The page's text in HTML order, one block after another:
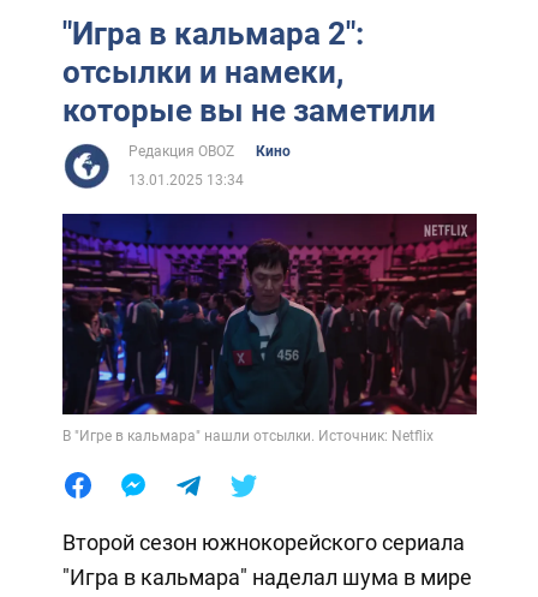
"Игра в кальмара 2":
отсылки и намеки,
которые вы не заметили
Редакция OBOZ
Кино
13.01.2025 13:34
В "Игре в кальмара" нашли отсылки. Источник: Netflix
Второй сезон южнокорейского сериала
"Игра в кальмара" наделал шума в мире